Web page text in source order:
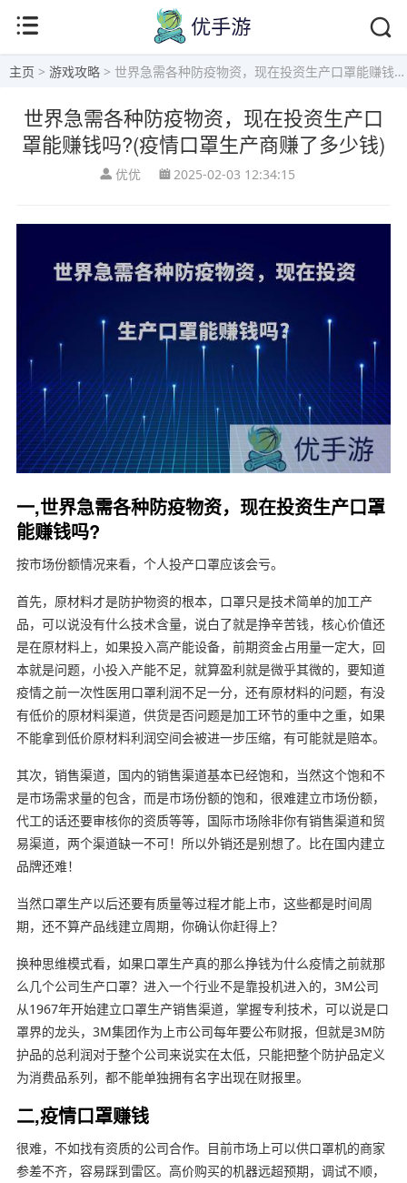
主页 > 游戏攻略 > 世界急需各种防疫物资，现在投资生产口罩能赚钱吗?(疫情口罩生产商赚了多少钱)
世界急需各种防疫物资，现在投资生产口
罩能赚钱吗?(疫情口罩生产商赚了多少钱)
优优 2025-02-03 12:34:15
一,世界急需各种防疫物资，现在投资生产口罩
能赚钱吗?
按市场份额情况来看，个人投产口罩应该会亏。
首先，原材料才是防护物资的根本，口罩只是技术简单的加工产
品，可以说没有什么技术含量，说白了就是挣辛苦钱，核心价值还
是在原材料上，如果投入高产能设备，前期资金占用量一定大，回
本就是问题，小投入产能不足，就算盈利就是微乎其微的，要知道
疫情之前一次性医用口罩利润不足一分，还有原材料的问题，有没
有低价的原材料渠道，供货是否问题是加工环节的重中之重，如果
不能拿到低价原材料利润空间会被进一步压缩，有可能就是赔本。
其次，销售渠道，国内的销售渠道基本已经饱和，当然这个饱和不
是市场需求量的包含，而是市场份额的饱和，很难建立市场份额，
代工的话还要审核你的资质等等，国际市场除非你有销售渠道和贸
易渠道，两个渠道缺一不可！所以外销还是别想了。比在国内建立
品牌还难！
当然口罩生产以后还要有质量等过程才能上市，这些都是时间周
期，还不算产品线建立周期，你确认你赶得上？
换种思维模式看，如果口罩生产真的那么挣钱为什么疫情之前就那
么几个公司生产口罩？进入一个行业不是靠投机进入的，3M公司
从1967年开始建立口罩生产销售渠道，掌握专利技术，可以说是口
罩界的龙头，3M集团作为上市公司每年要公布财报，但就是3M防
护品的总利润对于整个公司来说实在太低，只能把整个防护品定义
为消费品系列，都不能单独拥有名字出现在财报里。
二,疫情口罩赚钱
很难，不如找有资质的公司合作。目前市场上可以供口罩机的商家
参差不齐，容易踩到雷区。高价购买的机器远超预期，调试不顺，